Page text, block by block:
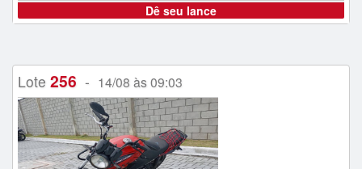
Dê seu lance
Lote 256 - 14/08 às 09:03